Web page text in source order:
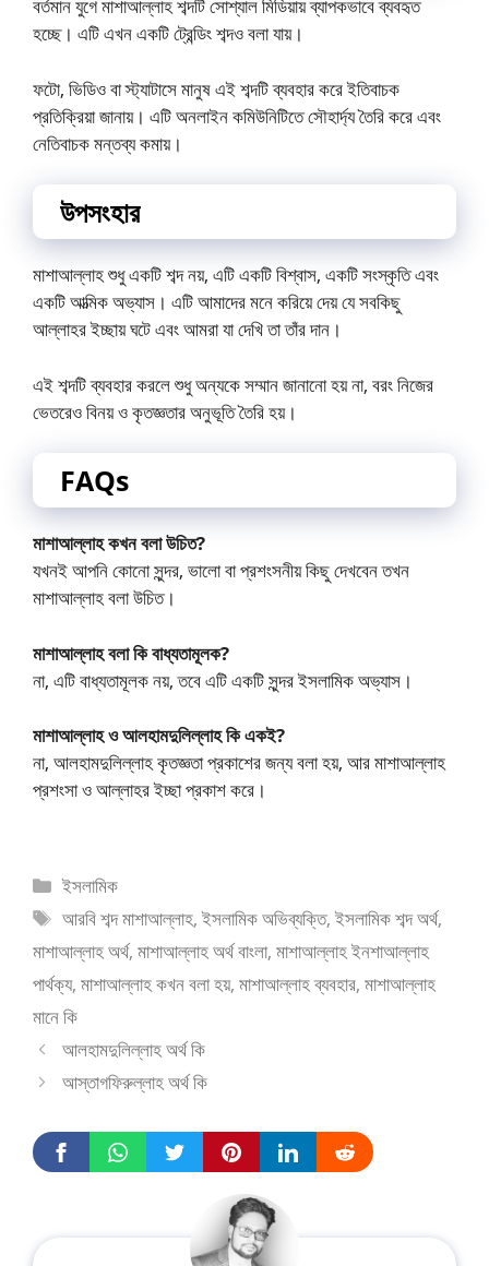
বর্তমান যুগে মাশাআল্লাহ শব্দটি সোশ্যাল মিডিয়ায় ব্যাপকভাবে ব্যবহৃত
হচ্ছে। এটি এখন একটি ট্রেন্ডিং শব্দও বলা যায়।
ফটো, ভিডিও বা স্ট্যাটাসে মানুষ এই শব্দটি ব্যবহার করে ইতিবাচক
প্রতিক্রিয়া জানায়। এটি অনলাইন কমিউনিটিতে সৌহার্দ্য তৈরি করে এবং
নেতিবাচক মন্তব্য কমায়।
উপসংহার
মাশাআল্লাহ শুধু একটি শব্দ নয়, এটি একটি বিশ্বাস, একটি সংস্কৃতি এবং
একটি আত্মিক অভ্যাস। এটি আমাদের মনে করিয়ে দেয় যে সবকিছু
আল্লাহর ইচ্ছায় ঘটে এবং আমরা যা দেখি তা তাঁর দান।
এই শব্দটি ব্যবহার করলে শুধু অন্যকে সম্মান জানানো হয় না, বরং নিজের
ভেতরেও বিনয় ও কৃতজ্ঞতার অনুভূতি তৈরি হয়।
FAQs
মাশাআল্লাহ কখন বলা উচিত?
যখনই আপনি কোনো সুন্দর, ভালো বা প্রশংসনীয় কিছু দেখবেন তখন
মাশাআল্লাহ বলা উচিত।
মাশাআল্লাহ বলা কি বাধ্যতামূলক?
না, এটি বাধ্যতামূলক নয়, তবে এটি একটি সুন্দর ইসলামিক অভ্যাস।
মাশাআল্লাহ ও আলহামদুলিল্লাহ কি একই?
না, আলহামদুলিল্লাহ কৃতজ্ঞতা প্রকাশের জন্য বলা হয়, আর মাশাআল্লাহ
প্রশংসা ও আল্লাহর ইচ্ছা প্রকাশ করে।
ইসলামিক
আরবি শব্দ মাশাআল্লাহ,ইসলামিক অভিব্যক্তি,ইসলামিক শব্দ অর্থ,
মাশাআল্লাহ অর্থ, মাশাআল্লাহ অর্থ বাংলা, মাশাআল্লাহ ইনশাআল্লাহ
পার্থক্য, মাশাআল্লাহ কখন বলা হয়, মাশাআল্লাহ ব্যবহার, মাশাআল্লাহ
মানে কি
আলহামদুলিল্লাহ অর্থ কি
আস্তাগফিরুল্লাহ অর্থ কি